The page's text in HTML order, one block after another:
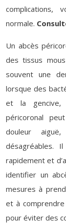
complications,
normale.
Un abcès
des tissus
souvent une
lorsque des
et la gencive,
péricoronal
douleur
désagréables.
rapidement et
identifier un
mesures à
et à comprendre
pour éviter des